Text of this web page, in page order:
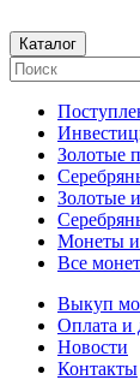
Каталог
Золотые
Золотые
Монеты
Все
Выкуп
Оплата и
Новости
Контакты